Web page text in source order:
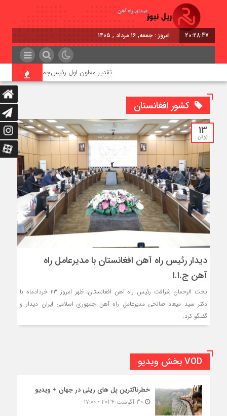
20:28:47 امروز : جمعه, ۱۶ مرداد , ۱۴۰۵
تقدیر معاون اول رئیس‌جمهور از مدیرعامل
کشور افغانستان
13
ژوئن
دیدار رئیس راه آهن افغانستان با مدیرعامل راه
آهن ج.ا.ا
بخت الرحمان شرافت رئیس راه آهن افغانستان، ظهر امروز ۲۳ خردادماه با
دکتر سید میعاد صالحی مدیرعامل راه آهن جمهوری اسلامی ایران دیدار و
گفتگو کرد.
VOD بخش ویدیو
خطرناکترین پل های ریلی در جهان + ویدیو
30 آگوست 2024 - 17:00